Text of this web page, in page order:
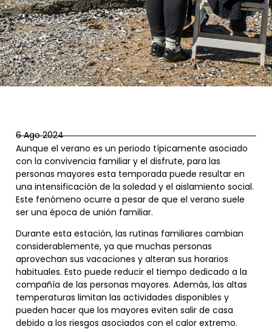
6 Ago 2024
Aunque el verano es un periodo típicamente asociado
con la convivencia familiar y el disfrute, para las
personas mayores esta temporada puede resultar en
una intensificación de la soledad y el aislamiento social.
Este fenómeno ocurre a pesar de que el verano suele
ser una época de unión familiar.
Durante esta estación, las rutinas familiares cambian
considerablemente, ya que muchas personas
aprovechan sus vacaciones y alteran sus horarios
habituales. Esto puede reducir el tiempo dedicado a la
compañía de las personas mayores. Además, las altas
temperaturas limitan las actividades disponibles y
pueden hacer que los mayores eviten salir de casa
debido a los riesgos asociados con el calor extremo.